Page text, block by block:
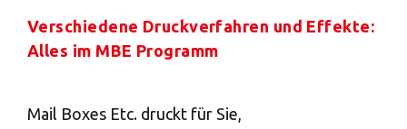
Verschiedene Druckverfahren und Effekte:
Alles im MBE Programm
Mail Boxes Etc. druckt für Sie,